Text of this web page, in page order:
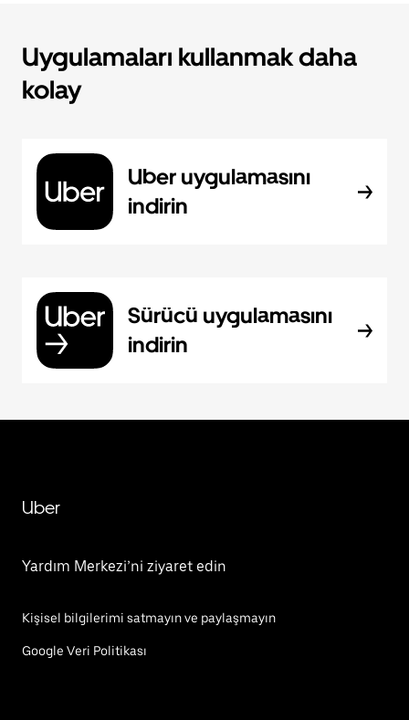
Uygulamaları kullanmak daha
kolay
Uber uygulamasını
indirin
Sürücü uygulamasını
indirin
Uber
Yardım Merkezi’ni ziyaret edin
Kişisel bilgilerimi satmayın ve paylaşmayın
Google Veri Politikası